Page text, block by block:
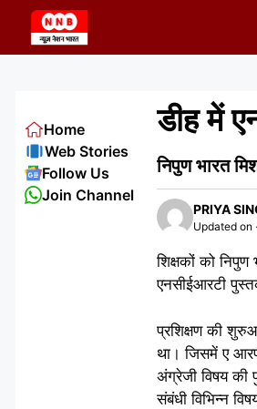
content
डीह में
निपुण भारत
PRIYA
Updated on
शिक्षकों को
एनसीईआरटी
प्रशिक्षण की
था। जिसमें ए
अंग्रेजी विषय की
संबंधी विभिन्न
Home
Web Stories
Follow Us
Join Channel